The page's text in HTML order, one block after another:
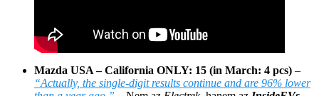
Mazda USA – California ONLY: 15 (in March: 4 pcs) –
“Actually, the single-digit results continue and are 96% lower